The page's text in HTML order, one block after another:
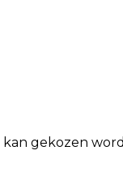
gekozen